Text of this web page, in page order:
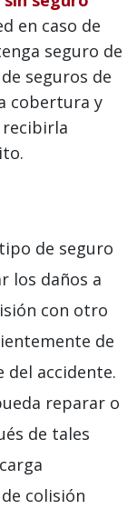
en caso de
seguro de
seguros de
cobertura y
de seguro
los daños a
con otro
de
del accidente.
reparar o
de tales
colisión